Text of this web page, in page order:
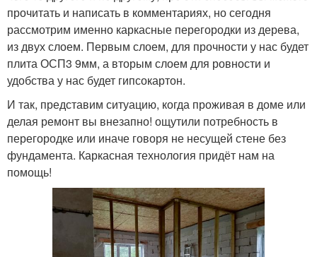
прочитать и написать в комментариях, но сегодня
рассмотрим именно каркасные перегородки из дерева,
из двух слоем. Первым слоем, для прочности у нас будет
плита ОСП3 9мм, а вторым слоем для ровности и
удобства у нас будет гипсокартон.
И так, представим ситуацию, когда проживая в доме или
делая ремонт вы внезапно! ощутили потребность в
перегородке или иначе говоря не несущей стене без
фундамента. Каркасная технология придёт нам на
помощь!